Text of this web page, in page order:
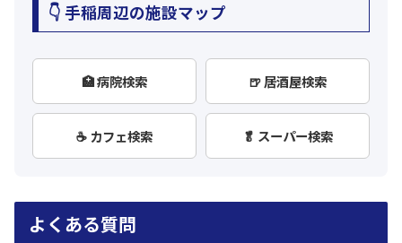
👇 手稲周辺の施設マップ
🏥 病院検索 🍺 居酒屋検索
☕ カフェ検索 🥬 スーパー検索
よくある質問